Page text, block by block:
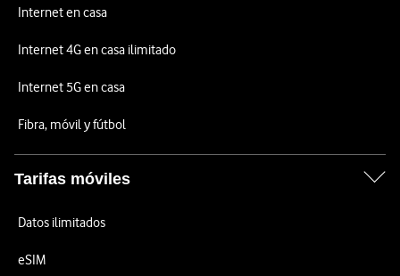
Internet en casa
Internet 4G en casa ilimitado
Internet 5G en casa
Fibra, móvil y fútbol
Tarifas móviles
Datos ilimitados
eSIM